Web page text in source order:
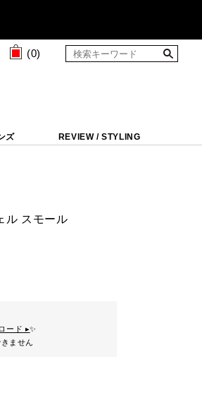
(0)
ズ REVIEW / STYLING
ル スモール
ード ▸✨
ません